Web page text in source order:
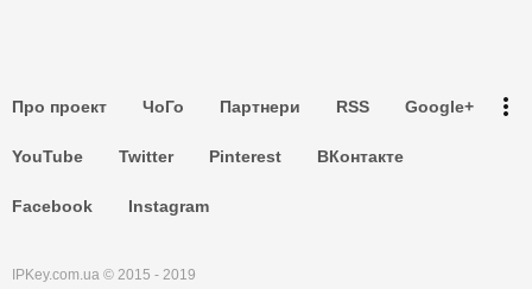
Про проект ЧоГо Партнери RSS Google+
YouTube Twitter Pinterest ВКонтакте
Facebook Instagram
more_vert
Партнери
IPKey.com.ua © 2015 - 2019